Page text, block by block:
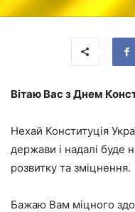
Вітаю Вас з Днем
Нехай Конституція
держави і надалі буде
розвитку та зміцнення.
Бажаю Вам міцного